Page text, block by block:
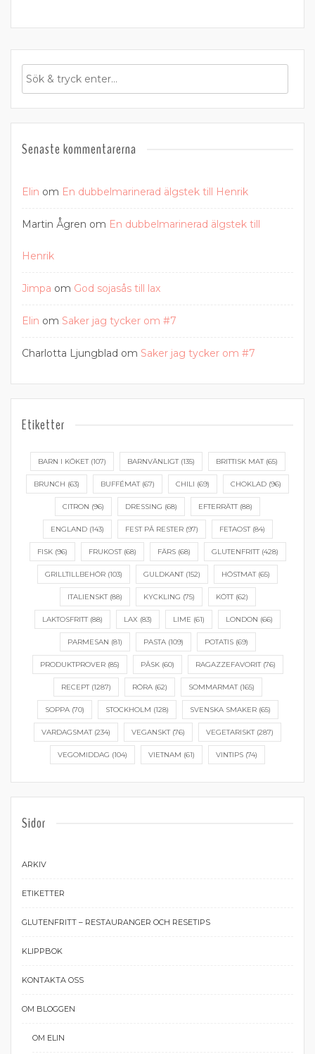
Senaste kommentarerna
Elin om En dubbelmarinerad älgstek till Henrik
Martin Ågren om En dubbelmarinerad älgstek till
Henrik
Jimpa om God sojasås till lax
Elin om Saker jag tycker om #7
Charlotta Ljungblad om Saker jag tycker om #7
Etiketter
BARN I KÖKET(107) BARNVÄNLIGT(135) BRITTISK MAT(65)
BRUNCH (63) BUFFÉMAT(67) CHILI (69) CHOKLAD (96)
CITRON (96) DRESSING (68) EFTERRÄTT(88)
ENGLAND(143) FEST PÅ RESTER(97) FETAOST(84)
FISK(96) FRUKOST(68) FÄRS(68) GLUTENFRITT(428)
GRILLTILLBEHÖR (103) GULDKANT(152) HÖSTMAT(65)
ITALIENSKT(88) KYCKLING (75) KÖTT(62)
LAKTOSFRITT(88) LAX (83) LIME (61) LONDON (66)
PARMESAN (81) PASTA(109) POTATIS(69)
PRODUKTPROVER(85) PÅSK(60) RAGAZZEFAVORIT(76)
RECEPT(1287) RÖRA(62) SOMMARMAT(165)
SOPPA(70) STOCKHOLM (128) SVENSKA SMAKER(65)
VARDAGSMAT(234) VEGANSKT(76) VEGETARISKT(287)
VEGOMIDDAG (104) VIETNAM (61) VINTIPS (74)
Sidor
ARKIV
ETIKETTER
GLUTENFRITT – RESTAURANGER OCH RESETIPS
KLIPPBOK
KONTAKTA OSS
OM BLOGGEN
OM ELIN